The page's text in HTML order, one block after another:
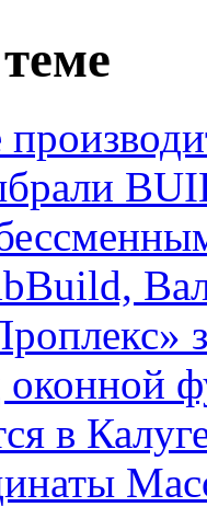
в